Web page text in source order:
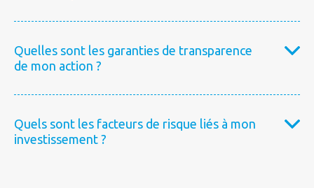
Quelles sont les garanties de transparence
de mon action ?
Quels sont les facteurs de risque liés à mon
investissement ?